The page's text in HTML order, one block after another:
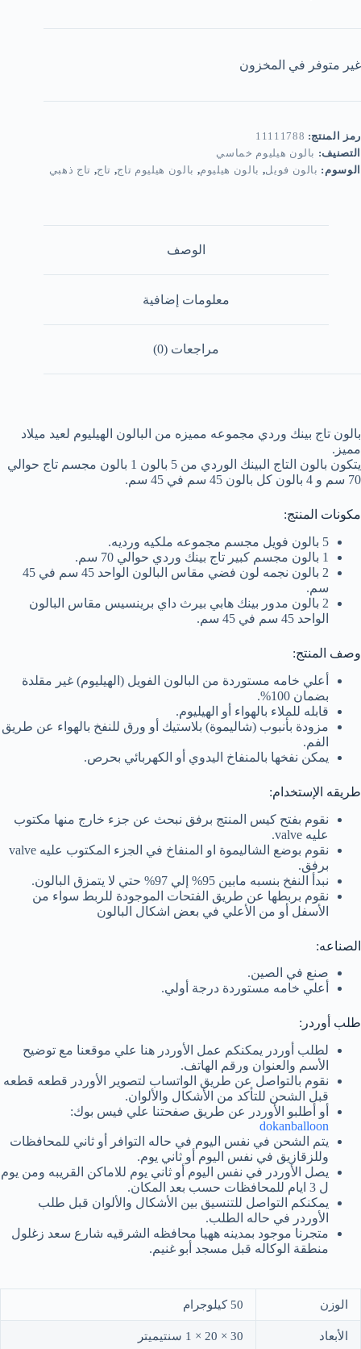
غير متوفر في المخزون
رمز المنتج: 11111788
التصنيف: بالون هيليوم خماسي
الوسوم: بالون فويل, بالون هيليوم, بالون هيليوم تاج, تاج, تاج ذهبي
الوصف
معلومات إضافية
مراجعات (0)
بالون تاج بينك وردي مجموعه مميزه من البالون الهيليوم لعيد ميلاد
مميز.
يتكون بالون التاج البينك الوردي من 5 بالون 1 بالون مجسم تاج حوالي
70 سم و 4 بالون كل بالون 45 سم في 45 سم.
مكونات المنتج:
5 بالون فويل مجسم مجموعه ملكيه ورديه.
1 بالون مجسم كبير تاج بينك وردي حوالي 70 سم.
2 بالون نجمه لون فضي مقاس البالون الواحد 45 سم في 45
سم.
2 بالون مدور بينك هابي بيرث داي برينسيس مقاس البالون
الواحد 45 سم في 45 سم.
وصف المنتج:
أعلي خامه مستوردة من البالون الفويل (الهيليوم) غير مقلدة
بضمان 100%.
قابله للملاء بالهواء أو الهيليوم.
مزودة بأنبوب (شاليموة) بلاستيك أو ورق للنفخ بالهواء عن طريق
الفم.
يمكن نفخها بالمنفاخ اليدوي أو الكهربائي بحرص.
طريقه الإستخدام:
نقوم بفتح كيس المنتج برفق نبحث عن جزء خارج منها مكتوب
عليه valve.
نقوم بوضع الشاليموة او المنفاخ في الجزء المكتوب عليه valve
برفق.
نبدأ النفخ بنسبه مابين 95% إلي 97% حتي لا يتمزق البالون.
نقوم بربطها عن طريق الفتحات الموجودة للربط سواء من
الأسفل أو من الأعلي في بعض اشكال البالون
الصناعه:
صنع في الصين.
أعلي خامه مستوردة درجة أولي.
طلب أوردر:
لطلب أوردر يمكنكم عمل الأوردر هنا علي موقعنا مع توضيح
الأسم والعنوان ورقم الهاتف.
نقوم بالتواصل عن طريق الواتساب لتصوير الأوردر قطعه قطعه
قبل الشحن للتأكد من الأشكال والألوان.
أو أطلبو الأوردر عن طريق صفحتنا علي فيس بوك:
dokanballoon
يتم الشحن في نفس اليوم في حاله التوافر أو ثاني للمحافظات
وللزقازيق في نفس اليوم أو ثاني يوم.
يصل الأوردر في نفس اليوم أو ثاني يوم للاماكن القريبه ومن يوم
ل 3 ايام للمحافظات حسب بعد المكان.
يمكنكم التواصل للتنسيق بين الأشكال والألوان قبل طلب
الأوردر في حاله الطلب.
متجرنا موجود بمدينه ههيا محافظه الشرقيه شارع سعد زغلول
منطقة الوكاله قبل مسجد أبو غنيم.
الوزن 50 كيلوجرام
الأبعاد 30 × 20 × 1 سنتيميتر